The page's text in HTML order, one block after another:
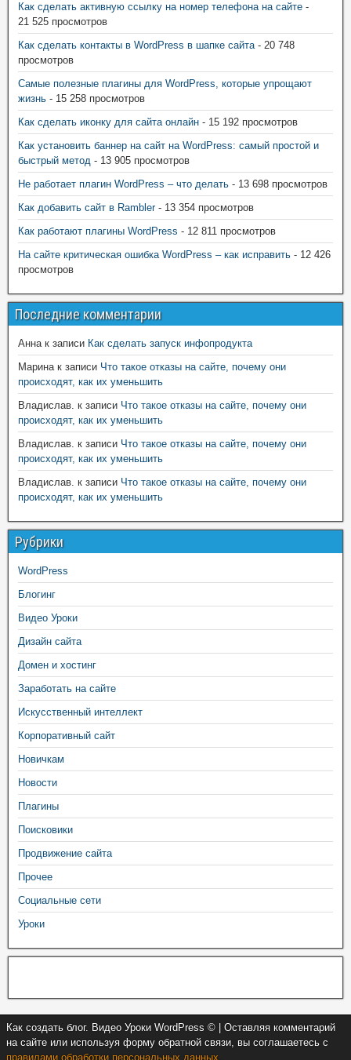
Как сделать активную ссылку на номер телефона на сайте -
21 525 просмотров
Как сделать контакты в WordPress в шапке сайта- 20 748
просмотров
Самые полезные плагины для WordPress, которые упрощают
жизнь - 15 258 просмотров
Как сделать иконку для сайта онлайн - 15 192 просмотров
Как установить баннер на сайт на WordPress: самый простой и
быстрый метод - 13 905 просмотров
Не работает плагин WordPress – что делать - 13 698 просмотров
Как добавить сайт в Rambler- 13 354 просмотров
Как работают плагины WordPress - 12 811 просмотров
На сайте критическая ошибка WordPress – как исправить - 12 426
просмотров
Последние комментарии
Аннак записи Как сделать запуск инфопродукта
Маринак записи Что такое отказы на сайте, почему они
происходят, как их уменьшить
Владислав. к записи Что такое отказы на сайте, почему они
происходят, как их уменьшить
Владислав. к записи Что такое отказы на сайте, почему они
происходят, как их уменьшить
Владислав. к записи Что такое отказы на сайте, почему они
происходят, как их уменьшить
Рубрики
WordPress
Блогинг
Видео Уроки
Дизайн сайта
Домен и хостинг
Заработать на сайте
Искусственный интеллект
Корпоративный сайт
Новичкам
Новости
Плагины
Поисковики
Продвижение сайта
Прочее
Социальные сети
Уроки
Как создать блог. Видео Уроки WordPress © | Оставляя комментарий
на сайте или используя форму обратной связи, вы соглашаетесь с
правилами обработки персональных данных